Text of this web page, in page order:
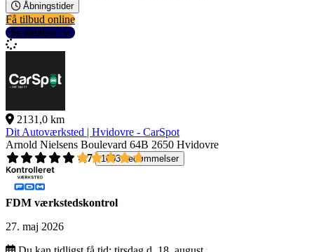
Åbningstider
Få tilbud online
Se detaljer
2131,0 km
Dit Autoværksted | Hvidovre - CarSpot
Arnold Nielsens Boulevard 64B 2650 Hvidovre
4,7
1003 bedømmelser
FDM værkstedskontrol
27. maj 2026